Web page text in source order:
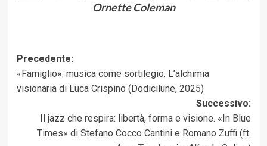
Ornette Coleman
Navigazione
articolo
Precedente:
«Famiglio»: musica come sortilegio. L’alchimia
visionaria di Luca Crispino (Dodicilune, 2025)
Successivo:
Il jazz che respira: libertà, forma e visione. «In Blue
Times» di Stefano Cocco Cantini e Romano Zuffi (ft.